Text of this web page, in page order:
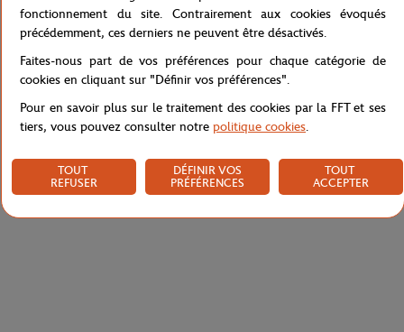
Caractéristiques
fonctionnement du site. Contrairement aux cookies évoqués
précédemment, ces derniers ne peuvent être désactivés.
Faites-nous part de vos préférences pour chaque catégorie de
cookies en cliquant sur "Définir vos préférences".
Pour en savoir plus sur le traitement des cookies par la FFT et ses
tiers, vous pouvez consulter notre politique cookies.
TOUT
REFUSER
DÉFINIR VOS
PRÉFÉRENCES
TOUT
ACCEPTER